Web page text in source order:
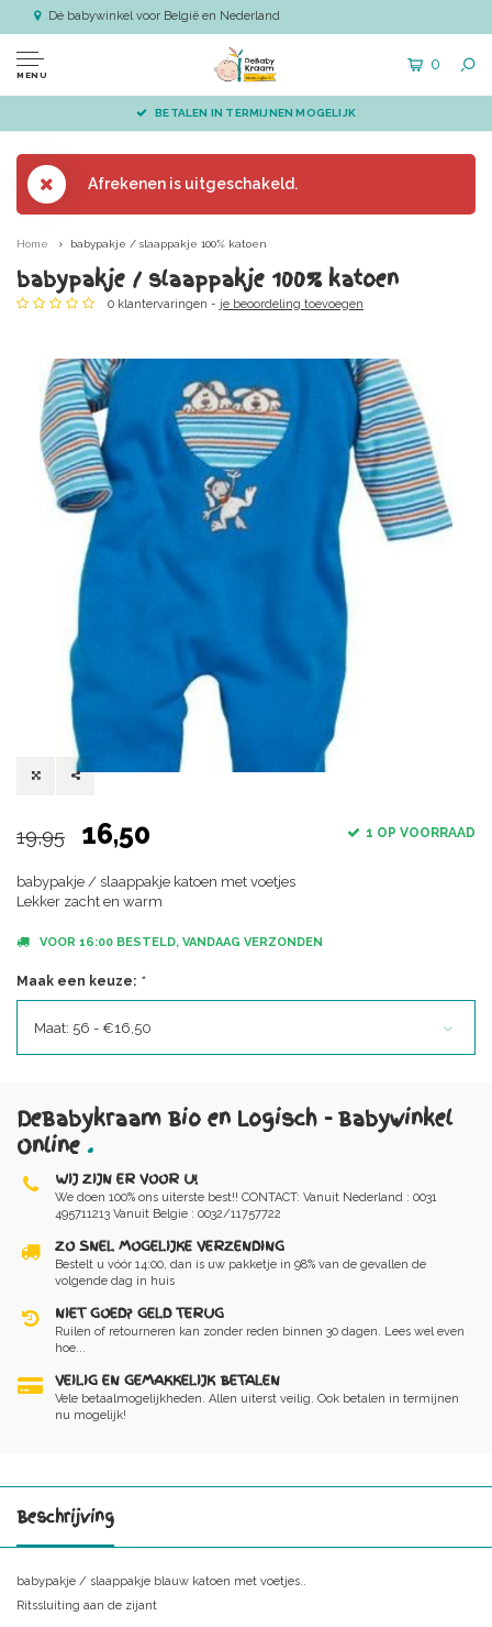
Dé babywinkel voor België en Nederland
MENU
0
BETALEN IN TERMIJNEN MOGELIJK
Afrekenen is uitgeschakeld.
Home babypakje / slaappakje 100% katoen
babypakje / slaappakje 100% katoen
0 klantervaringen - je beoordeling toevoegen
19,95 16,50 1 OP VOORRAAD
babypakje / slaappakje katoen met voetjes
Lekker zacht en warm
VOOR 16:00 BESTELD, VANDAAG VERZONDEN
Maak een keuze: *
Maat: 56 - €16,50
DeBabykraam Bio en Logisch - Babywinkel
Online .
WIJ ZIJN ER VOOR U!
We doen 100% ons uiterste best!! CONTACT: Vanuit Nederland : 0031
495711213 Vanuit Belgie : 0032/11757722
ZO SNEL MOGELIJKE VERZENDING
Bestelt u vóór 14:00, dan is uw pakketje in 98% van de gevallen de
volgende dag in huis
NIET GOED? GELD TERUG
Ruilen of retourneren kan zonder reden binnen 30 dagen. Lees wel even
hoe...
VEILIG EN GEMAKKELIJK BETALEN
Vele betaalmogelijkheden. Allen uiterst veilig. Ook betalen in termijnen
nu mogelijk!
Beschrijving
babypakje / slaappakje blauw katoen met voetjes..
Ritssluiting aan de zijant